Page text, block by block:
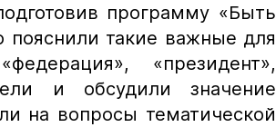
программу «Быть
пояснили такие важные для
«президент»,
и обсудили значение
на вопросы тематической